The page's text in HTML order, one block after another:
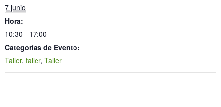
7 junio
Hora:
10:30 - 17:00
Categorías de Evento:
Taller, taller, Taller